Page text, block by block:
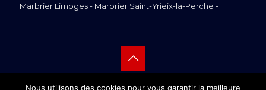
Marbrier Limoges- Marbrier Saint-Yrieix-la-Perche -
Réalisation monuments funéraires Limoges
Réalisation monuments funéraires Saint-Yrieix-la-Perche
© Copyright 2026 MAISON CARREAU SAS. Tous droits
Nous utilisons des cookies pour vous garantir la meilleure